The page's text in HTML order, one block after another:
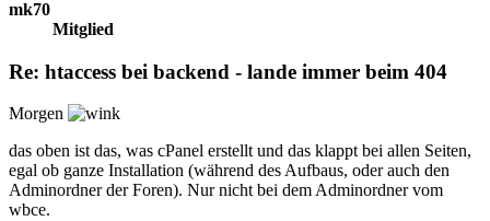
mk70
Mitglied
Re: htaccess bei backend - lande immer beim 404
Morgen
das oben ist das, was cPanel erstellt und das klappt bei allen Seiten,
egal ob ganze Installation (während des Aufbaus, oder auch den
Adminordner der Foren). Nur nicht bei dem Adminordner vom
wbce.